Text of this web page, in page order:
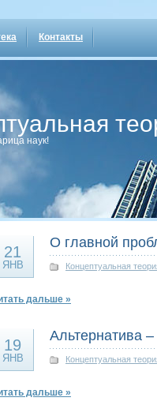
Контакты
наук!
21
ЯНВ
О главной
Концептуальная
дальше »
19
ЯНВ
Альтернатива
Концептуальная
дальше »